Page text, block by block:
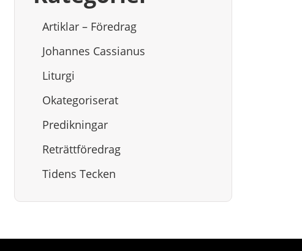
Artiklar – Föredrag
Johannes Cassianus
Liturgi
Okategoriserat
Predikningar
Reträttföredrag
Tidens Tecken